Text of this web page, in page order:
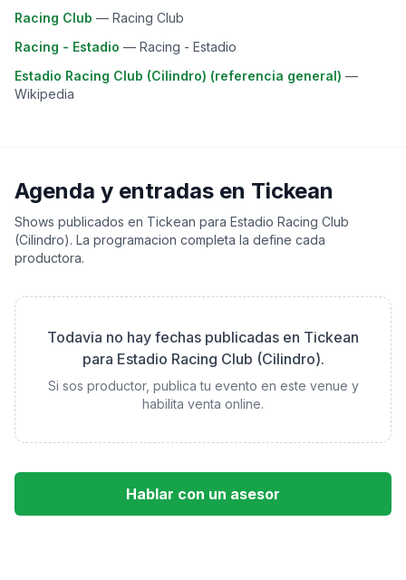
Racing Club — Racing Club
Racing - Estadio — Racing - Estadio
Estadio Racing Club (Cilindro) (referencia general) —
Wikipedia
Agenda y entradas en Tickean
Shows publicados en Tickean para Estadio Racing Club
(Cilindro). La programacion completa la define cada
productora.
Todavia no hay fechas publicadas en Tickean
para Estadio Racing Club (Cilindro).
Si sos productor, publica tu evento en este venue y
habilita venta online.
Hablar con un asesor